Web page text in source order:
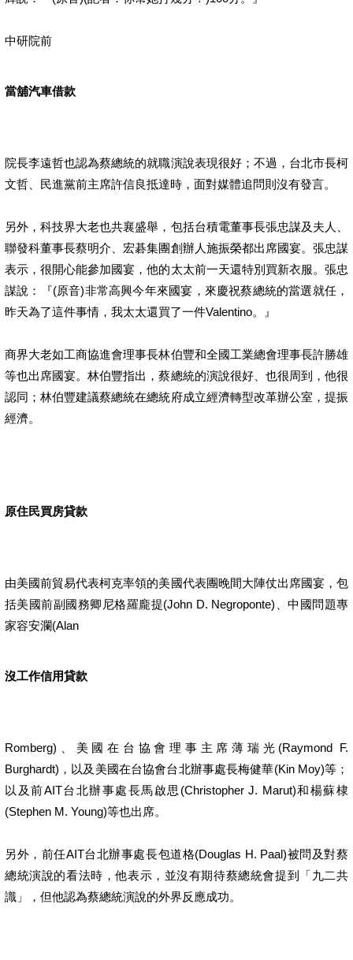
中研院前
當舖汽車借款
院長李遠哲也認為蔡總統的就職演說表現很好；不過，台北市長柯
文哲、民進黨前主席許信良抵達時，面對媒體追問則沒有發言。
另外，科技界大老也共襄盛舉，包括台積電董事長張忠謀及夫人、
聯發科董事長蔡明介、宏碁集團創辦人施振榮都出席國宴。張忠謀
表示，很開心能參加國宴，他的太太前一天還特別買新衣服。張忠
謀說：『(原音)非常高興今年來國宴，來慶祝蔡總統的當選就任，
昨天為了這件事情，我太太還買了一件Valentino。』
商界大老如工商協進會理事長林伯豐和全國工業總會理事長許勝雄
等也出席國宴。林伯豐指出，蔡總統的演說很好、也很周到，他很
認同；林伯豐建議蔡總統在總統府成立經濟轉型改革辦公室，提振
經濟。
原住民買房貸款
由美國前貿易代表柯克率領的美國代表團晚間大陣仗出席國宴，包
括美國前副國務卿尼格羅龐提(John D. Negroponte)、中國問題專
家容安瀾(Alan
沒工作信用貸款
Romberg)、美國在台協會理事主席薄瑞光(Raymond F.
Burghardt)，以及美國在台協會台北辦事處長梅健華(Kin Moy)等；
以及前AIT台北辦事處長馬啟思(Christopher J. Marut)和楊蘇棣
(Stephen M. Young)等也出席。
另外，前任AIT台北辦事處長包道格(Douglas H. Paal)被問及對蔡
總統演說的看法時，他表示，並沒有期待蔡總統會提到「九二共
識」，但他認為蔡總統演說的外界反應成功。